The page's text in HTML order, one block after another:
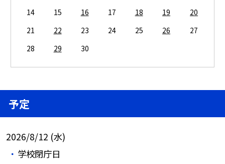
14
15 16 17 18 19
20
21
22 23 24 25 26
27
28
29 30
予定
2026/8/12 (水)
学校閉庁日